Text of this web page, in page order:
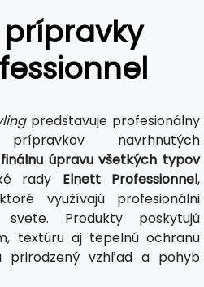
predstavuje profesionálny
navrhnutých
úpravu všetkých typov
rady Elnett Professionnel,
využívajú profesionálni
Produkty poskytujú
textúru aj tepelnú ochranu
prirodzený vzhľad a pohyb